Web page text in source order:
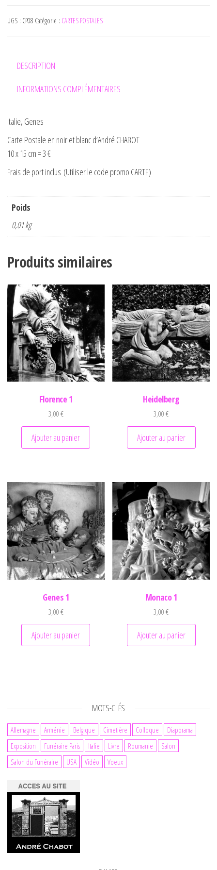
UGS : CP08 Catégorie : CARTES POSTALES
DESCRIPTION
INFORMATIONS COMPLÉMENTAIRES
Italie, Genes
Carte Postale en noir et blanc d’André CHABOT
10 x 15 cm = 3 €
Frais de port inclus (Utiliser le code promo CARTE)
Poids
0,01 kg
Produits similaires
Florence 1
3,00€
Ajouter au panier
Heidelberg
3,00€
Ajouter au panier
Genes 1
3,00€
Ajouter au panier
Monaco 1
3,00€
Ajouter au panier
MOTS-CLÉS
Allemagne Arménie Belgique Cimetière Colloque
Diaporama
Exposition
Funéraire Paris Italie Livre Roumanie
Salon
Salon du Funéraire
USA Vidéo Voeux